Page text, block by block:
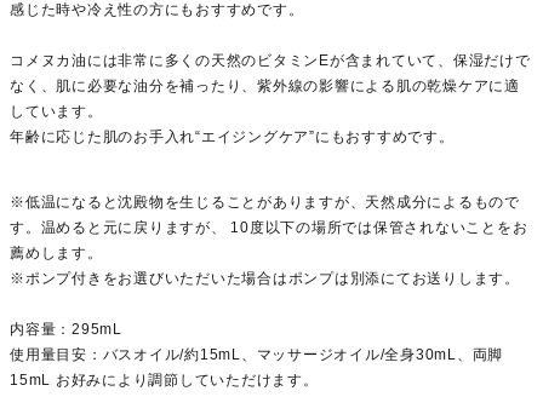
感じた時や冷え性の方にもおすすめです。
コメヌカ油には非常に多くの天然のビタミンEが含まれていて、保湿だけで
なく、肌に必要な油分を補ったり、紫外線の影響による肌の乾燥ケアに適
しています。
年齢に応じた肌のお手入れ“エイジングケア”にもおすすめです。
※低温になると沈殿物を生じることがありますが、天然成分によるもので
す。温めると元に戻りますが、 10度以下の場所では保管されないことをお
薦めします。
※ポンプ付きをお選びいただいた場合はポンプは別添にてお送りします。
内容量：295mL
使用量目安：バスオイル/約15mL、マッサージオイル/全身30mL、両脚
15mL お好みにより調節していただけます。